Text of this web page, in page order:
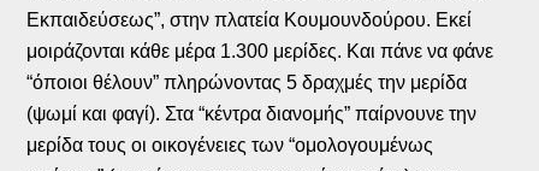
Εκπαιδεύσεως”, στην πλατεία Κουμουνδούρου. Εκεί
μοιράζονται κάθε μέρα 1.300 μερίδες. Και πάνε να φάνε
“όποιοι θέλουν” πληρώνοντας 5 δραχμές την μερίδα
(ψωμί και φαγί). Στα “κέντρα διανομής” παίρνουνε την
μερίδα τους οι οικογένειες των “ομολογουμένως